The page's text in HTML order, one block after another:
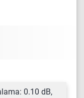
0.10 dB,